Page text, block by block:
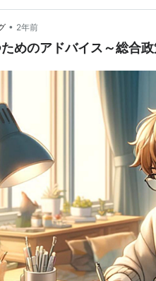
ップの深刻化している。自
の指摘がある。そこで、
新しい教育方法とTrance-
が必要でないかということ
の定義。
ど、専門分化した個々の学
グラウンド・柔軟な複数の
部。単なるInter-
ンセプトが「総合」の意味
するところとしては、「現
• 2年前
めのアドバイス～総合